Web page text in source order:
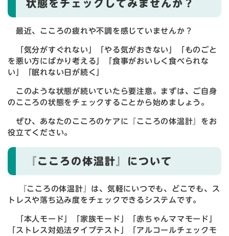
状態をチェックしてみませんか？
最近、こころの疲れや不調を感じていませんか？
「気分がすぐれない」「やる気がおきない」「ものごと
を悪い方にばかり考える」「食事がおいしく食べられな
い」「眠れない日が続く」
このような状態が続いていたら要注意。まずは、ご自身
のこころの状態をチェックすることから始めましょう。
ぜひ、あなたのこころのケアに『こころの体温計』をお
役立てください。
『こころの体温計』について
『こころの体温計』は、気軽にいつでも、どこでも、ス
トレスや落ち込み度をチェックできるシステムです。
「本人モード」「家族モード」「赤ちゃんママモード」
「ストレス対処法タイプテスト」「アルコールチェックモ